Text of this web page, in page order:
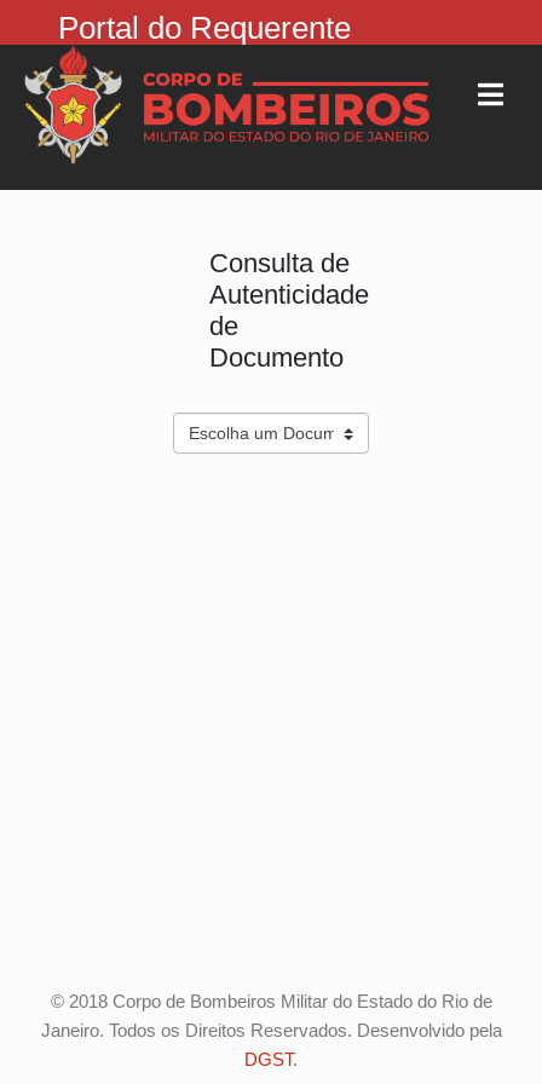
Portal do Requerente
Consulta de
Autenticidade
de
Documento
© 2018 Corpo de Bombeiros Militar do Estado do Rio de
Janeiro. Todos os Direitos Reservados. Desenvolvido pela
DGST.